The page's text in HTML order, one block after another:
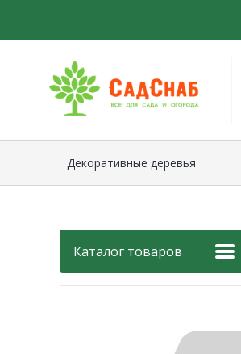
Декоративные деревья
Каталог товаров